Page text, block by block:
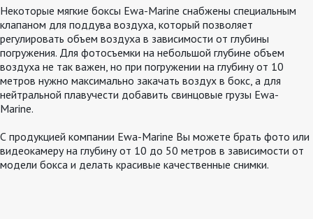
Некоторые мягкие боксы Ewa-Marine снабжены специальным
клапаном для поддува воздуха, который позволяет
регулировать объем воздуха в зависимости от глубины
погружения. Для фотосъемки на небольшой глубине объем
воздуха не так важен, но при погружении на глубину от 10
метров нужно максимально закачать воздух в бокс, а для
нейтральной плавучести добавить свинцовые грузы Ewa-
Marine.
С продукцией компании Ewa-Marine Вы можете брать фото или
видеокамеру на глубину от 10 до 50 метров в зависимости от
модели бокса и делать красивые качественные снимки.